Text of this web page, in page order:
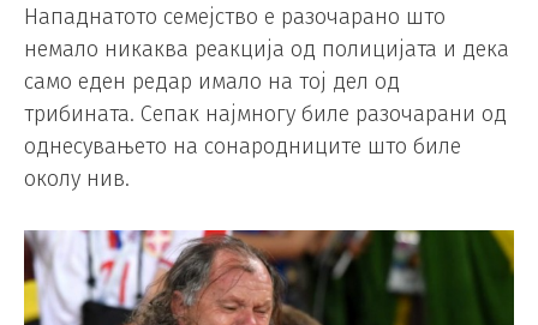
Нападнатото семејство е разочарано што
немало никаква реакција од полицијата и дека
само еден редар имало на тој дел од
трибината. Сепак најмногу биле разочарани од
однесувањето на сонародниците што биле
околу нив.